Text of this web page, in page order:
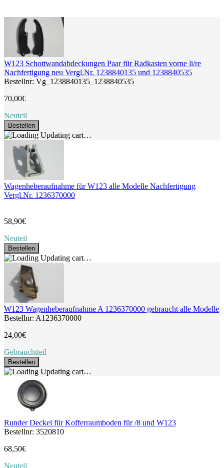
W123 Schottwandabdeckungen Paar für Radkasten vorne li/re
Nachfertigung neu Vergl.Nr. 1238840135 und 1238840535
Bestellnr: Vg_1238840135_1238840535
70,00€
Neuteil
Bestellen
Updating cart…
Wagenheberaufnahme für W123 alle Modelle Nachfertigung
Vergl.Nr. 1236370000
58,90€
Neuteil
Bestellen
Updating cart…
W123 Wagenheberaufnahme A 1236370000 gebraucht alle Modelle
Bestellnr: A1236370000
24,00€
Gebrauchtteil
Bestellen
Updating cart…
Runder Deckel für Kofferraumboden für /8 und W123
Bestellnr: 3520810
68,50€
Neuteil